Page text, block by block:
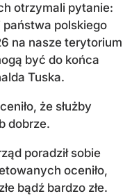
otrzymali pytanie:
polskiego
na nasze terytorium
być do końca
Tuska.
że służby
dobrze.
poradził sobie
oceniło,
bądź bardzo złe.